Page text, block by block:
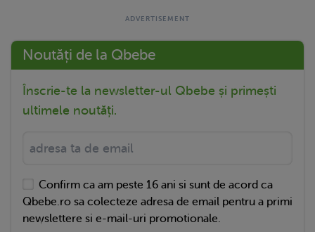
Noutăți de la Qbebe
Înscrie-te la newsletter-ul Qbebe și primești
ultimele noutăți.
Confirm ca am peste 16 ani si sunt de acord ca
Qbebe.ro sa colecteze adresa de email pentru a primi
newslettere si e-mail-uri promotionale.